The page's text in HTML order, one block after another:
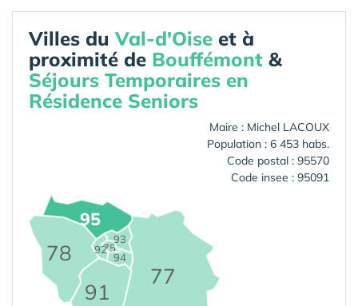
Villes duVal-d'Oise et à
proximité de Bouffémont &
Séjours Temporaires en
Résidence Seniors
Maire : Michel LACOUX
Population : 6 453 habs.
Code postal : 95570
Code insee : 95091
75
77
78
91
92
93
94
95